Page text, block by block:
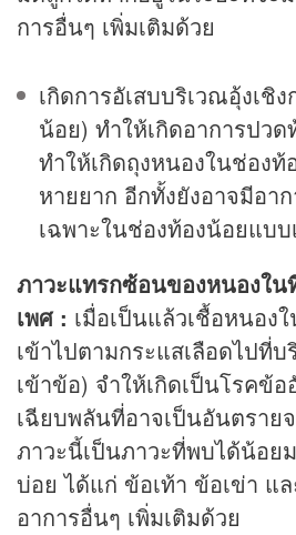
การอื่นๆ เพิ่มเติมด้วย
เกิดการอัเสบบริเวณอุ้งเชิ
น้อย) ทำให้เกิดอาการปว
ทำให้เกิดถุงหนองในช่อง
หายยาก อีกทั้งยังอาจมีอา
เฉพาะในช่องท้องน้อยแบบ
ภาวะแทรกซ้อนของหนองใน
เพศ : เมื่อเป็นแล้วเชื้อหนอง
เข้าไปตามกระแสเลือดไปที่
เข้าข้อ) จำให้เกิดเป็นโรคข้
เฉียบพลันที่อาจเป็นอันตราย
ภาวะนี้เป็นภาวะที่พบได้น้อย
บ่อย ได้แก่ ข้อเท้า ข้อเข่า แ
อาการอื่นๆ เพิ่มเติมด้วย